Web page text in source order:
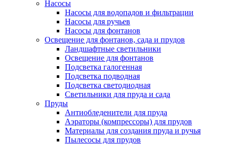
Насосы
Насосы для водопадов и фильтрации
Насосы для ручьев
Насосы для фонтанов
Освещение для фонтанов, сада и прудов
Ландшафтные светильники
Освещение для фонтанов
Подсветка галогенная
Подсветка подводная
Подсветка светодиодная
Светильники для пруда и сада
Пруды
Антиобледенители для пруда
Аэраторы (компрессоры) для прудов
Материалы для создания пруда и ручья
Пылесосы для прудов